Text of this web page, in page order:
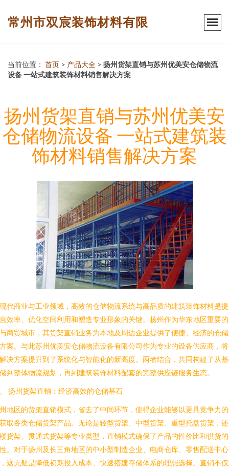
常州市双宸装饰材料有限
当前位置： 首页 > 产品大全 > 扬州货架直销与苏州优美安仓储物流
设备 一站式建筑装饰材料销售解决方案
扬州货架直销与苏州优美安
仓储物流设备 一站式建筑装
饰材料销售解决方案
代商业与工业领域，高效的仓储物流系统与高品质的建筑装饰材料是
效率、优化空间利用和塑造专业形象的关键。扬州作为华东地区重要
商贸城市，其货架直销业务为本地及周边企业提供了便捷、经济的仓
案。与此苏州优美安仓储物流设备有限公司作为专业的设备供应商，
决方案提升到了系统化与智能化的新高度。两者结合，共同构建了从
到整体物流规划，再到建筑装饰材料配套的完整供应链服务生态。
扬州货架直销：经济高效的仓储基石
地区的货架直销模式，省去了中间环节，使得企业能够以更具竞争力
取各类仓储货架产品。无论是轻型货架、中型货架、重型托盘货架，
货架、贯通式货架等专业类型，直销模式确保了产品的性价比和供货
。对于扬州及长三角地区的中小型制造企业、电商仓库、零售配送中
这无疑是降低初期投入成本、快速搭建存储体系的理想选择。直销不